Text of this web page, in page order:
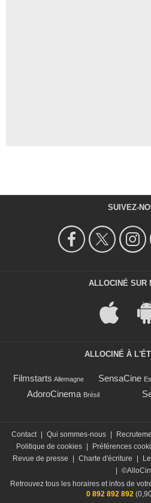
SUIVEZ-
ALLOCINÉ SUR
ALLOCINÉ À
Filmstarts Allemagne SensaCine
AdoroCinema Brésil
Contact | Qui sommes-nous |
Politique de cookies | Préférences
Revue de presse
| Charte d'écriture |
|
Retrouvez tous les horaires et infos de
0 892 892 892